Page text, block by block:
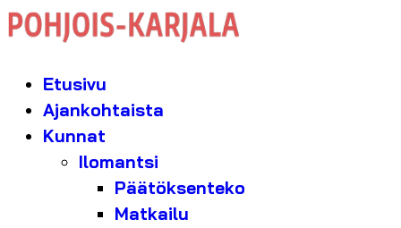
Etusivu
Ajankohtaista
Kunnat
Ilomantsi
Päätöksenteko
Matkailu